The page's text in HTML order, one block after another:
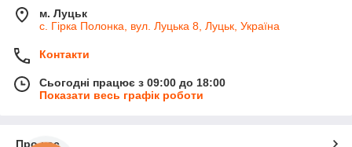
м. Луцьк
с. Гірка Полонка, вул. Луцька 8, Луцьк, Україна
Контакти
Сьогодні працює з 09:00 до 18:00
Показати весь графік роботи
Про нас